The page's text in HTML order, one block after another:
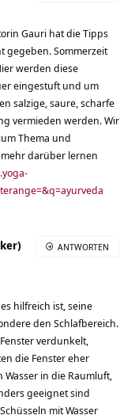
Gauri hat die Tipps
gegeben. Sommerzeit
werden diese
eingestuft und um
salzige, saure, scharfe
vermieden werden. Wir
Thema und
darüber lernen
hilfreich ist, seine
den Schlafbereich.
verdunkelt,
die Fenster eher
in die Raumluft,
geeignet sind
mit Wasser
ANTWORTEN